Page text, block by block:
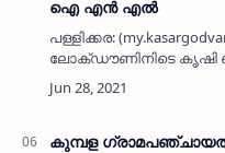
ഐ എൻ എൽ
പള്ളിക്കര:
ലോക്ഡൗണിനിടെ കൃഷി
ചെമ്മീൻ വിറ്റഴിക്കാനാവാതെ
പ്രതിസന്ധിയിലായയാൾക്ക്
പാർടിയ…
കുമ്പള